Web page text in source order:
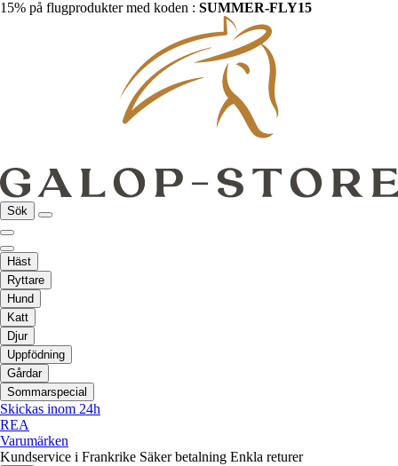
15% på flugprodukter med koden : SUMMER-FLY15
Sök
Häst
Ryttare
Hund
Katt
Djur
Uppfödning
Gårdar
Sommarspecial
Skickas inom 24h
REA
Varumärken
Kundservice i Frankrike Säker betalning Enkla returer